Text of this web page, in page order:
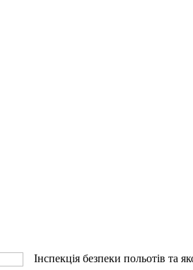
Інспекція безпеки польотів та